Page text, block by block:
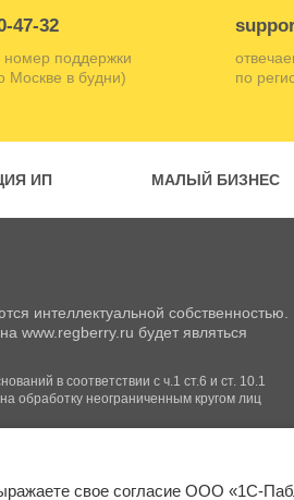
47-32
номер поддержки
Москве в будни)
по
ИП МАЛЫЙ БИЗНЕС
интеллектуальной собственностью.
www.regberry.ru будет являться
в соответствии с ч.1 ст.6 и ст. 10.1
обработку неограниченным кругом лиц
в группусвое согласие ООО «1С-